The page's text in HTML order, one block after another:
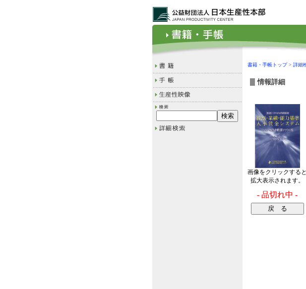
書籍・手帳トップ> 詳細
情報詳細
画像をクリックすると
拡大表示されます。
- 品切れ中 -